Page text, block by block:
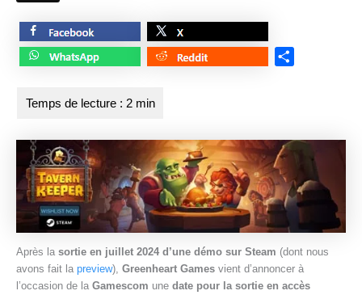
Après la sortie en juillet 2024 d’une démo sur Steam (dont nous
avons fait la preview), Greenheart Games vient d’annoncer à
l’occasion de la Gamescom une date pour la sortie en accès